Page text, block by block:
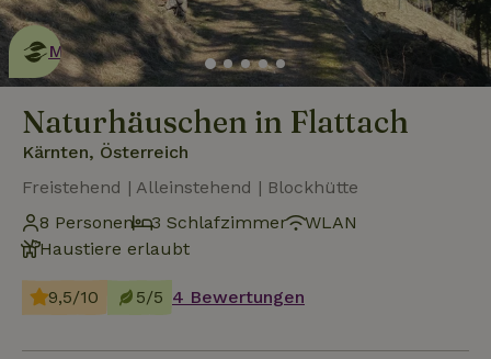
Naturhäuschen
Mehr erfahren
Naturhäuschen in Flattach
Kärnten, Österreich
Freistehend | Alleinstehend | Blockhütte
8 Personen
3 Schlafzimmer
WLAN
Haustiere erlaubt
9,5/10 5/5 4 Bewertungen